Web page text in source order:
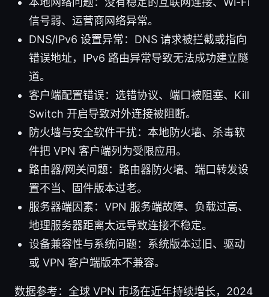
信号弱、运营商网络异常。
DNS/IPv6 设置异常：DNS 请求被拦截或指向
错误地址，IPv6 路由异常导致无法成功建立隧
道。
客户端配置错误：选错协议、端口被阻塞、Kill
Switch 开启导致对外连接被阻断。
防火墙与安全软件干扰：本地防火墙、杀毒软
件把 VPN 客户端列为受限应用。
路由器/网关问题：路由器防火墙、端口转发设
置不当、固件版本过老。
服务器端因素：VPN 服务端故障、负载过高、
地理服务器距离太远导致连接不稳定。
设备兼容性与系统问题：系统版本过旧、驱动
或 VPN 客户端版本不兼容。
数据参考：全球 VPN 市场在近年持续增长，2024